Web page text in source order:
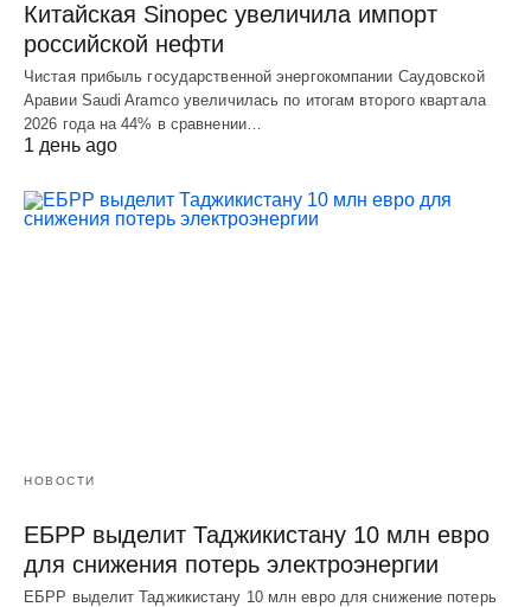
Китайская Sinopec увеличила импорт
российской нефти
Чистая прибыль государственной энергокомпании Саудовской
Аравии Saudi Aramco увеличилась по итогам второго квартала
2026 года на 44% в сравнении…
1 день ago
НОВОСТИ
ЕБРР выделит Таджикистану 10 млн евро
для снижения потерь электроэнергии
ЕБРР выделит Таджикистану 10 млн евро для снижение потерь